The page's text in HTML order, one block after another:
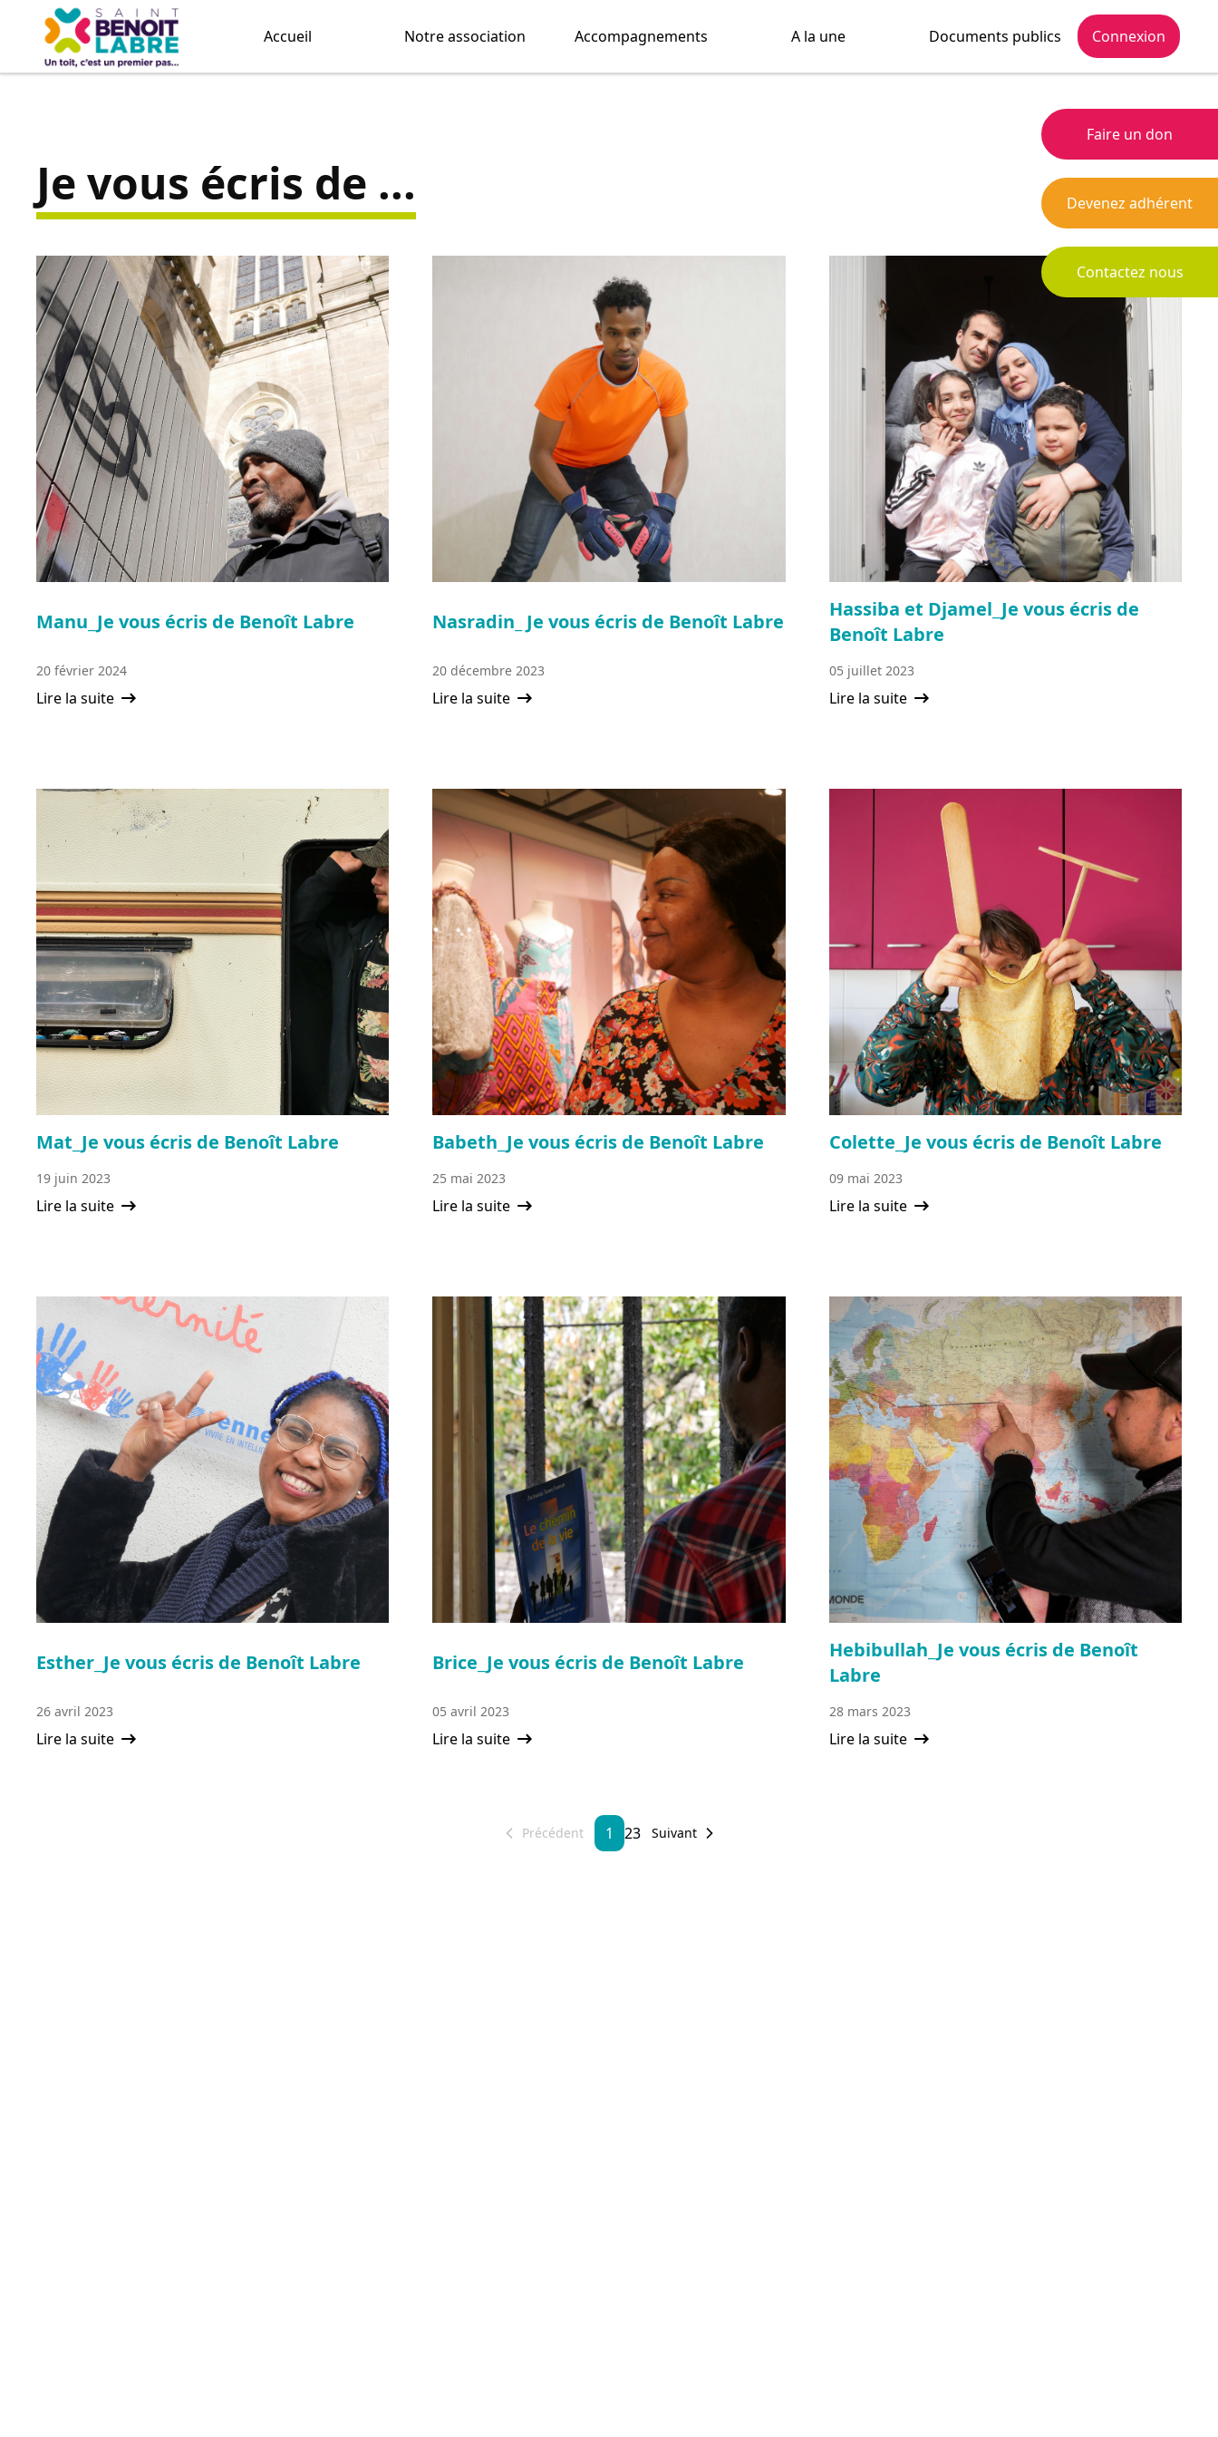
Accueil Notre association Accompagnements A la une Documents publics Connexion
Faire un don
Devenez adhérent
Contactez nous
Je vous écris de ...
Manu_Je vous écris de Benoît Labre
20 février 2024
Lire la suite
Nasradin_ Je vous écris de Benoît Labre
20 décembre 2023
Lire la suite
Hassiba et Djamel_Je vous écris de
Benoît Labre
05 juillet 2023
Lire la suite
Mat_Je vous écris de Benoît Labre
19 juin 2023
Lire la suite
Babeth_Je vous écris de Benoît Labre
25 mai 2023
Lire la suite
Colette_Je vous écris de Benoît Labre
09 mai 2023
Lire la suite
Esther_Je vous écris de Benoît Labre
26 avril 2023
Lire la suite
Brice_Je vous écris de Benoît Labre
05 avril 2023
Lire la suite
Hebibullah_Je vous écris de Benoît
Labre
28 mars 2023
Lire la suite
Précédent 1 23 Suivant